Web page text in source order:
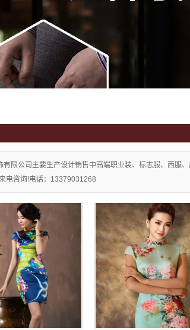
有限公司主要生产设计销售中高端职业装、标志服、西服
电咨询!电话：13379031268